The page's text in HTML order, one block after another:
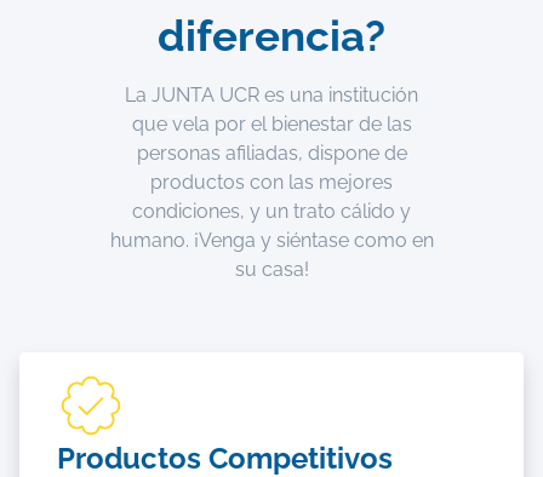
diferencia?
La JUNTA UCR es una institución
que vela por el bienestar de las
personas afiliadas, dispone de
productos con las mejores
condiciones, y un trato cálido y
humano. ¡Venga y siéntase como en
su casa!
Productos Competitivos